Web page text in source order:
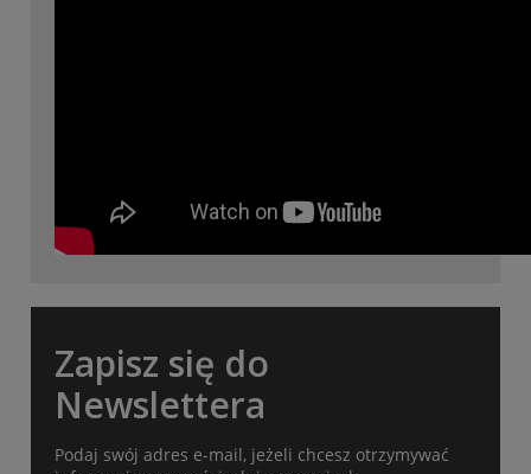
Zapisz się do
Newslettera
Podaj swój adres e-mail, jeżeli chcesz otrzymywać